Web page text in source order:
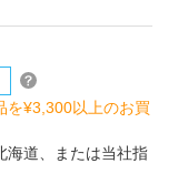
を¥3,300以上のお買
道、または当社指